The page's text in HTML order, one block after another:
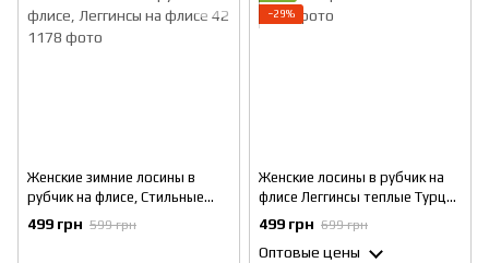
Женские зимние лосины в
рубчик на флисе, Стильные
женские лосины в рубчик на
флисе, Леггинсы на флисе 42
499 грн 599 грн
−29%
Женские лосины в рубчик на
флисе Леггинсы теплые Турция
Черные S
499 грн 699 грн
Оптовые цены